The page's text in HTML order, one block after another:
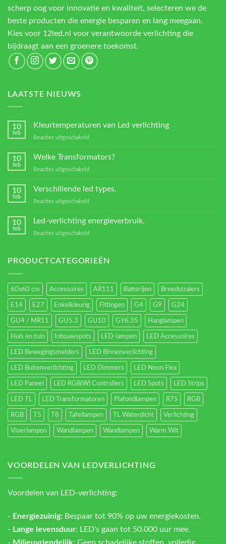
scherp oog voor innovatie en kwaliteit, selecteren we de
beste producten die energie besparen en lang meegaan.
Kies voor 12led.nl voor verantwoorde verlichting die
bijdraagt aan een groenere toekomst.
LAATSTE NIEUWS
10
feb
Kleurtemperaturen van Led verlichting
Reacties uitgeschakeld
van
verlichting
10
feb
Welke Transformators?
Reacties uitgeschakeld
Transformators?
10
feb
Verschillende led types.
Reacties uitgeschakeld
led
10
feb
Led-verlichting energieverbruik.
Reacties uitgeschakeld
energieverbruik.
PRODUCTCATEGORIEËN
60x60 cm Accessoires AR111 Batterijen Breedstralers
E14 E27 Enkelkleurig Fittingen G4 G9 G24
GU4 / MR11 GU5.3 GU10 GY6.35 Hanglampen
Huis en tuin Inbouwspots LED-lampen LED Accessoires
LED Bewegingsmelders LED Binnenverlichting
LED Buitenverlichting LED Dimmers LED Neon Flex
LED Paneel LED RGB(W) Controllers LED Spots LED Strips
LED TL LED Transformatoren Plafondlampen R7S RGB
RGB T5 T8 Tafellampen TL Waterdicht Verlichting
Vloerlampen Wandlampen Wandlampen Warm Wit
VOORDELEN VAN LEDVERLICHTING
Voordelen van LED-verlichting:
- Energiezuinig: Bespaar tot 90% op uw energiekosten.
- Lange levensduur: LED's gaan tot 50.000 uur mee.